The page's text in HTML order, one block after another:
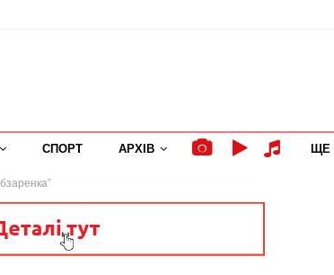
СПОРТ АРХІВ ЩЕ